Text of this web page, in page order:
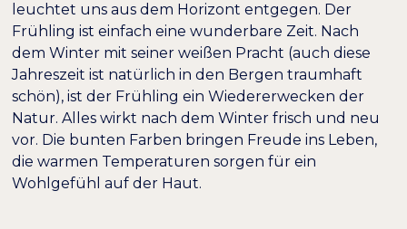
leuchtet uns aus dem Horizont entgegen. Der
Frühling ist einfach eine wunderbare Zeit. Nach
dem Winter mit seiner weißen Pracht (auch diese
Jahreszeit ist natürlich in den Bergen traumhaft
schön), ist der Frühling ein Wiedererwecken der
Natur. Alles wirkt nach dem Winter frisch und neu
vor. Die bunten Farben bringen Freude ins Leben,
die warmen Temperaturen sorgen für ein
Wohlgefühl auf der Haut.